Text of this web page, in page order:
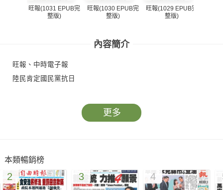
旺報(1031 EPUB完
整版)
旺報(1030 EPUB完
整版)
旺報(1029 EPUB完
整版)
內容簡介
旺報、中時電子報
陸民肯定國民黨抗日
更多
本類暢銷榜
2 3 4